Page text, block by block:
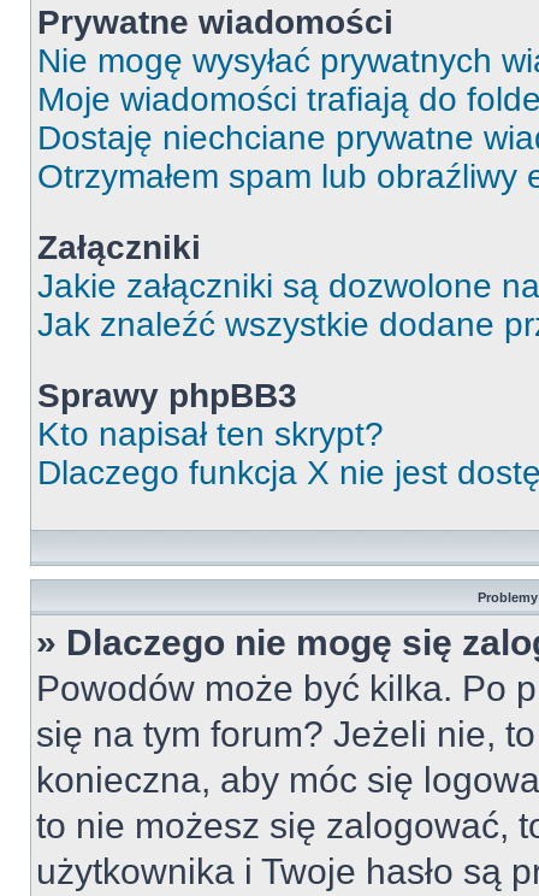
Prywatne wiadomości
Nie mogę wysyłać prywatnych
Moje wiadomości trafiają do
Dostaję niechciane prywatne
Otrzymałem spam lub
Załączniki
Jakie załączniki są dozwolone
Jak znaleźć wszystkie dodane
Sprawy phpBB3
Kto napisał ten skrypt?
Dlaczego funkcja X nie jest
» Dlaczego nie mogę się
Powodów może być kilka. Po
się na tym forum? Jeżeli nie,
konieczna, aby móc się
to nie możesz się zalogować,
użytkownika i Twoje hasło są